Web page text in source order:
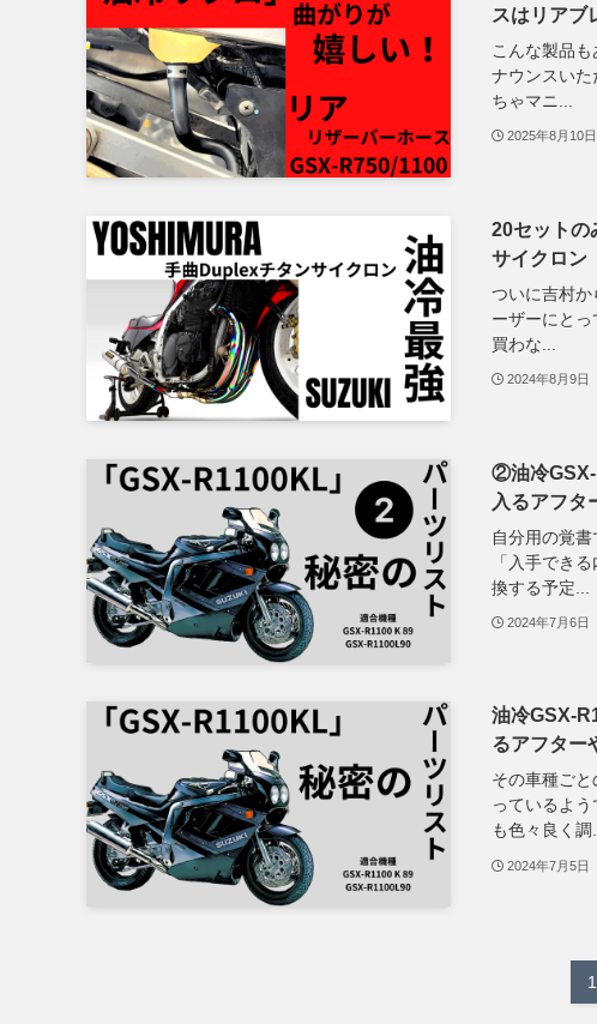
スはリアブ
こんな製品
ナウンスいた
ちゃマニ...
2025年8月10日
20セット
サイクロン
ついに吉村
ーザーにと
買わな...
2024年8月9日
②油冷GSX-
入るアフタ
自分用の覚
「入手でき
換する予定...
2024年7月6日
油冷GSX-
るアフター
その車種ご
っているよ
も色々良く調
2024年7月5日
1